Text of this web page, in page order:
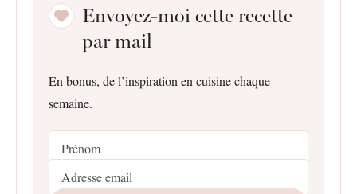
Envoyez-moi cette recette
par mail
En bonus, de l’inspiration en cuisine chaque
semaine.